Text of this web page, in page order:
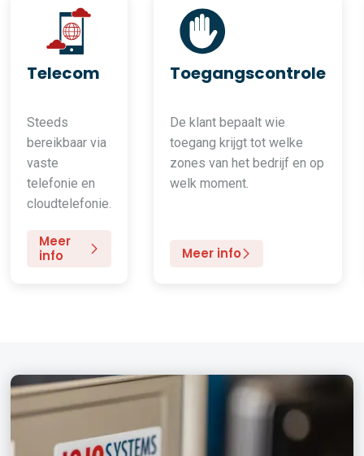
Telecom
Steeds
bereikbaar via
vaste
telefonie en
cloudtelefonie.
Meer
info
Toegangscontrole
De klant bepaalt wie
toegang krijgt tot welke
zones van het bedrijf en op
welk moment.
Meer info